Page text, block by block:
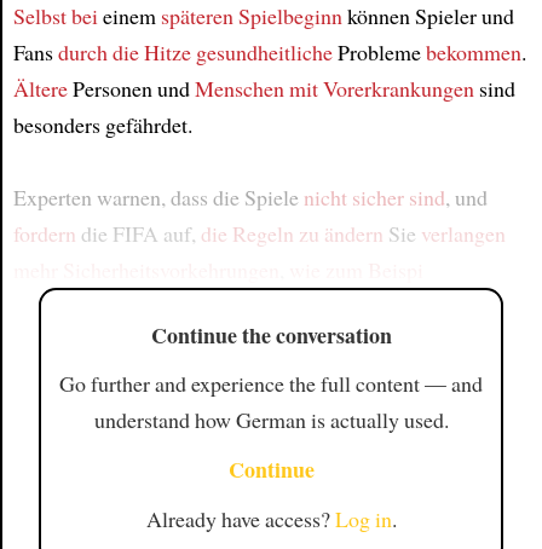
Selbst beieinem späteren Spielbeginnkönnen Spieler und
Fansdurch die Hitze gesundheitlicheProblemebekommen.
ÄlterePersonen undMenschen mit Vorerkrankungensind
besonders gefährdet.
Experten warnen, dass die Spiele nicht sicher sind, und
fordern die FIFA auf, die Regeln zu ändern Sie verlangen
Continue the conversation
Go further and experience the full content — and
understand how German is actually used.
Continue
Already have access?Log in.